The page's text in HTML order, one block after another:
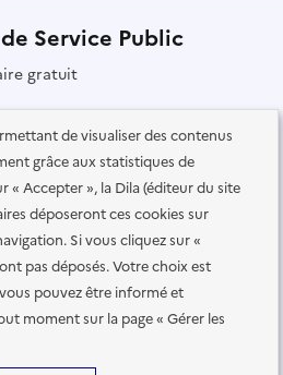
de visualiser des contenus
grâce aux statistiques de
« Accepter », la Dila (éditeur du site
déposeront ces cookies sur
Si vous cliquez sur «
pas déposés. Votre choix est
pouvez être informé et
moment sur la page « Gérer les
Service Public
gratuit